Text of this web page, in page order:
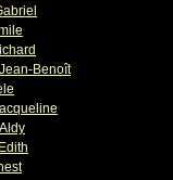
Benoît